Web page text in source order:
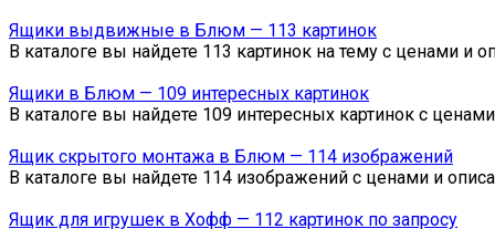
Ящики выдвижные в Блюм — 113 картинок
В каталоге вы найдете 113 картинок на тему с ценами
Ящики в Блюм — 109 интересных картинок
В каталоге вы найдете 109 интересных картинок с
Ящик скрытого монтажа в Блюм — 114 изображений
В каталоге вы найдете 114 изображений с ценами и
Ящик для игрушек в Хофф — 112 картинок по запросу